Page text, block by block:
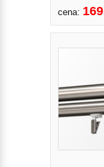
cena: